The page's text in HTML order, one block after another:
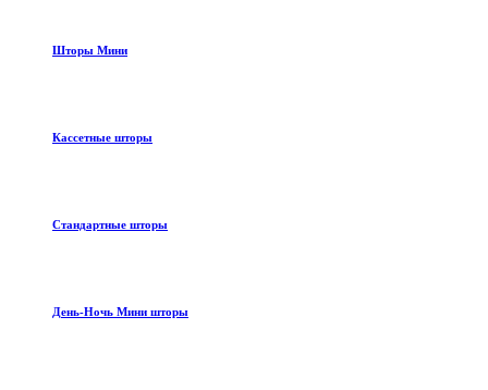
Шторы Мини
Кассетные шторы
Стандартные шторы
День-Ночь Мини шторы